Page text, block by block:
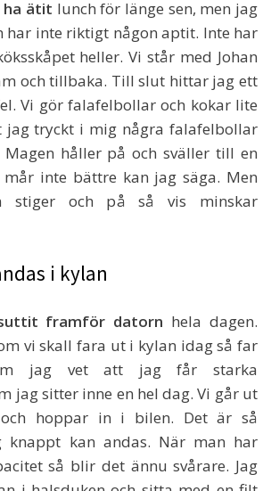
ha ätit lunch för länge sen, men jag
har inte riktigt någon aptit. Inte har
heller. Vi står med Johan
och tillbaka. Till slut hittar jag ett
Vi gör falafelbollar och kokar lite
jag tryckt i mig några falafelbollar
håller på och sväller till en
inte bättre kan jag säga. Men
stiger och på så vis minskar
i kylan
framför datorn hela dagen.
vi skall fara ut i kylan idag så far
jag vet att jag får starka
jag sitter inne en hel dag. Vi går ut
hoppar in i bilen. Det är så
knappt kan andas. När man har
så blir det ännu svårare. Jag